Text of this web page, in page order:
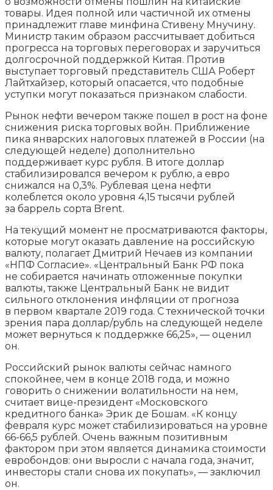
товары. Идея полной или частичной их отмены
принадлежит главе минфина Стивену Мнучину.
Министр таким образом рассчитывает добиться
прогресса на торговых переговорах и заручиться
долгосрочной поддержкой Китая. Против
выступает торговый представитель США Роберт
Лайтхайзер, который опасается, что подобные
уступки могут показаться признаком слабости.
Рынок нефти вечером также пошел в рост на фоне
снижения риска торговых войн. Приближение
пика январских налоговых платежей в России (на
следующей неделе) дополнительно
поддерживает курс рубля. В итоге доллар
стабилизировался вечером к рублю, а евро
снижался на 0,3%. Рублевая цена нефти
колеблется около уровня 4,15 тысячи рублей
за баррель сорта Brent.
На текущий момент не просматриваются факторы,
которые могут оказать давление на российскую
валюту, полагает Дмитрий Нечаев из компании
«НПФ Согласие». «Центральный Банк РФ пока
не собирается начинать отложенные покупки
валюты, также Центральный Банк не видит
сильного отклонения инфляции от прогноза
в первом квартале 2019 года. С технической точки
зрения пара доллар/рубль на следующей неделе
может вернуться к поддержке 66,25», — оценил
он.
Российский рынок валюты сейчас намного
спокойнее, чем в конце 2018 года, и можно
говорить о снижении волатильности на нем,
считает вице-президент «Московского
кредитного банка» Эрик де Бошам. «К концу
февраля курс может стабилизироваться на уровне
66-66,5 рублей. Очень важным позитивным
фактором при этом является динамика стоимости
евробондов: они выросли с начала года, значит,
инвесторы стали снова их покупать», — заключил
он.